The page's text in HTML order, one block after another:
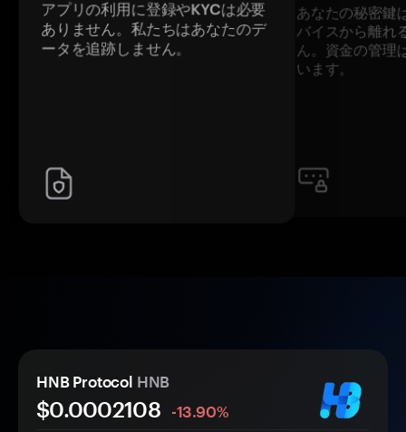
アプリの利用に登録やKYCは必要
ありません。私たちはあなたのデ
ータを追跡しません。
あなたの秘密鍵
バイスから離れ
ん。資金の管理
います。
HNB Protocol HNB
$0.0002108 -13.90%